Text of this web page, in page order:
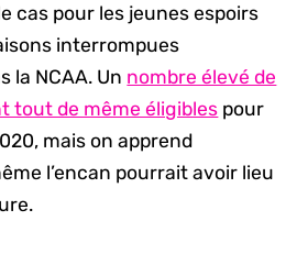
cas pour les jeunes espoirs
interrompues
la NCAA. Un nombre élevé de
tout de même éligibles pour
mais on apprend
l’encan pourrait avoir lieu